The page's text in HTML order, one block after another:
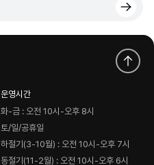
운영시간
화-금 : 오전 10시-오후 8시
토/일/공휴일
하절기(3-10월) : 오전 10시-오후 7시
동절기(11-2월) : 오전 10시-오후 6시